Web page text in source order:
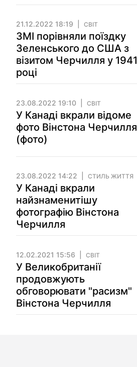
21.12.2022 18:19 СВІТ
ЗМІ порівняли поїздку
Зеленського до США з
візитом Черчилля у 1941
році
23.08.2022 19:10 СВІТ
У Канаді вкрали відоме
фото Вінстона Черчилля
(фото)
23.08.2022 14:22 СТИЛЬ ЖИТТЯ
У Канаді вкрали
найзнаменитішу
фотографію Вінстона
Черчилля
12.02.2021 15:56 СВІТ
У Великобританії
продовжують
обговорювати "расизм"
Вінстона Черчилля